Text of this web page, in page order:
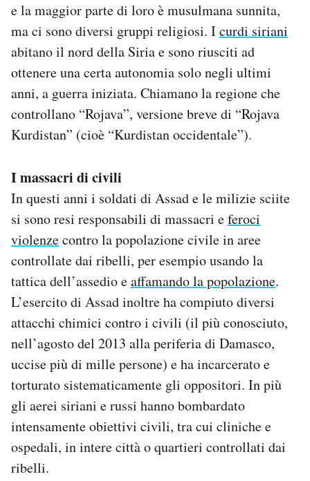
e la maggior parte di loro è musulmana sunnita,
ma ci sono diversi gruppi religiosi. Icurdi siriani
abitano il nord della Siria e sono riusciti ad
ottenere una certa autonomia solo negli ultimi
anni, a guerra iniziata. Chiamano la regione che
controllano “Rojava”, versione breve di “Rojava
Kurdistan” (cioè “Kurdistan occidentale”).
I massacri di civili
In questi anni i soldati di Assad e le milizie sciite
si sono resi responsabili di massacri eferoci
violenzecontro la popolazione civile in aree
controllate dai ribelli, per esempio usando la
tattica dell’assedio eaffamando la popolazione.
L’esercito di Assad inoltre ha compiuto diversi
attacchi chimici contro i civili (il più conosciuto,
nell’agosto del 2013 alla periferia di Damasco,
uccise più di mille persone) e ha incarcerato e
torturato sistematicamente gli oppositori. In più
gli aerei siriani e russi hanno bombardato
intensamente obiettivi civili, tra cui cliniche e
ospedali, in intere città o quartieri controllati dai
ribelli.